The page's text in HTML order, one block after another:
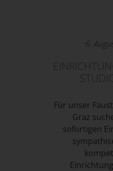
6.
Für unser
Graz
sofortigen